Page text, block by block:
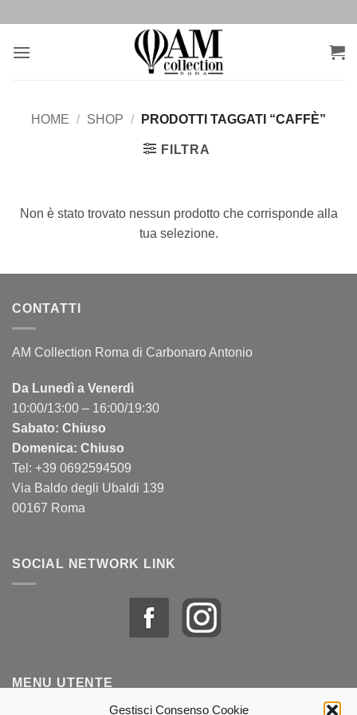
Gestisci Consenso Cookie
contenuti
HOME / SHOP / PRODOTTI TAGGATI “CAFFÈ”
FILTRA
Non è stato trovato nessun prodotto che corrisponde alla
tua selezione.
CONTATTI
AM Collection Roma di Carbonaro Antonio
Da Lunedì a Venerdì
10:00/13:00 – 16:00/19:30
Sabato: Chiuso
Domenica: Chiuso
Tel: +39 0692594509
Via Baldo degli Ubaldi 139
00167 Roma
SOCIAL NETWORK LINK
MENU UTENTE